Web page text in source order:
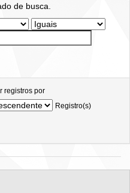
de busca.
registros por
Registro(s)